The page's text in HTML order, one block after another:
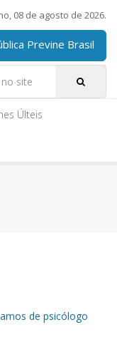
08 de agosto de 2026.
Previne Brasil
Últeis
de psicólogo